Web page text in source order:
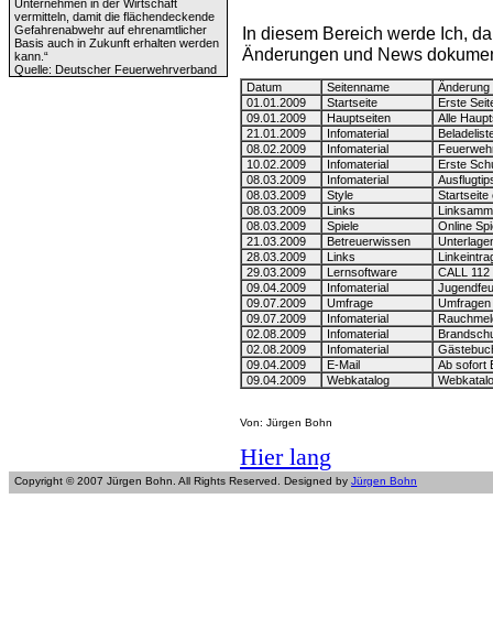
Unternehmen in der Wirtschaft
vermitteln, damit die flächendeckende
Gefahrenabwehr auf ehrenamtlicher
Basis auch in Zukunft erhalten werden
kann.“
Quelle: Deutscher Feuerwehrverband
In diesem Bereich werde Ich,
Änderungen und News
Datum Seitenname
Änderung
01.01.2009
Startseite
Erste
09.01.2009
Hauptseiten
Alle
21.01.2009
Infomaterial
08.02.2009
Infomaterial
10.02.2009
Infomaterial
Erste
08.03.2009
Infomaterial
08.03.2009
Style
Startseite
08.03.2009
Links
08.03.2009
Spiele
Online
21.03.2009
Betreuerwissen
28.03.2009
Links
29.03.2009
Lernsoftware
CALL
09.04.2009
Infomaterial
09.07.2009
Umfrage
09.07.2009
Infomaterial
02.08.2009
Infomaterial
02.08.2009
Infomaterial
09.04.2009
E-Mail
Ab sofort
09.04.2009
Webkatalog
Von: Jürgen Bohn
Hier lang
Copyright © 2007 Jürgen Bohn. All Rights Reserved. Designed by Jürgen Bohn